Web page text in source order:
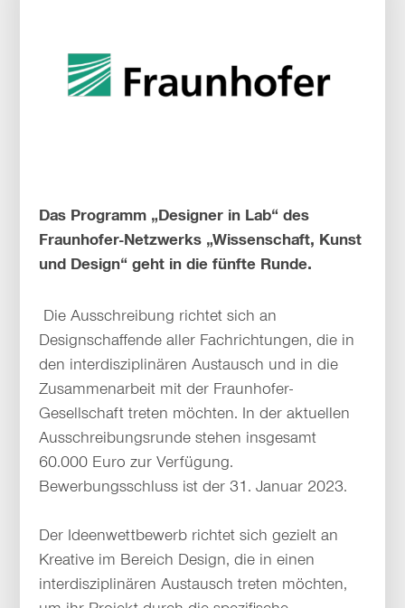
Das Programm „Designer in Lab“ des
Fraunhofer-Netzwerks „Wissenschaft, Kunst
und Design“ geht in die fünfte Runde.
Die Ausschreibung richtet sich an
Designschaffende aller Fachrichtungen, die in
den interdisziplinären Austausch und in die
Zusammenarbeit mit der Fraunhofer-
Gesellschaft treten möchten. In der aktuellen
Ausschreibungsrunde stehen insgesamt
60.000 Euro zur Verfügung.
Bewerbungsschluss ist der 31. Januar 2023.
Der Ideenwettbewerb richtet sich gezielt an
Kreative im Bereich Design, die in einen
interdisziplinären Austausch treten möchten,